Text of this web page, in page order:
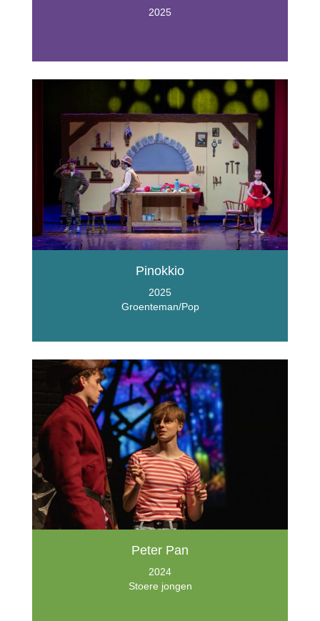
2025
Pinokkio
2025
Groenteman/Pop
Peter Pan
2024
Stoere jongen